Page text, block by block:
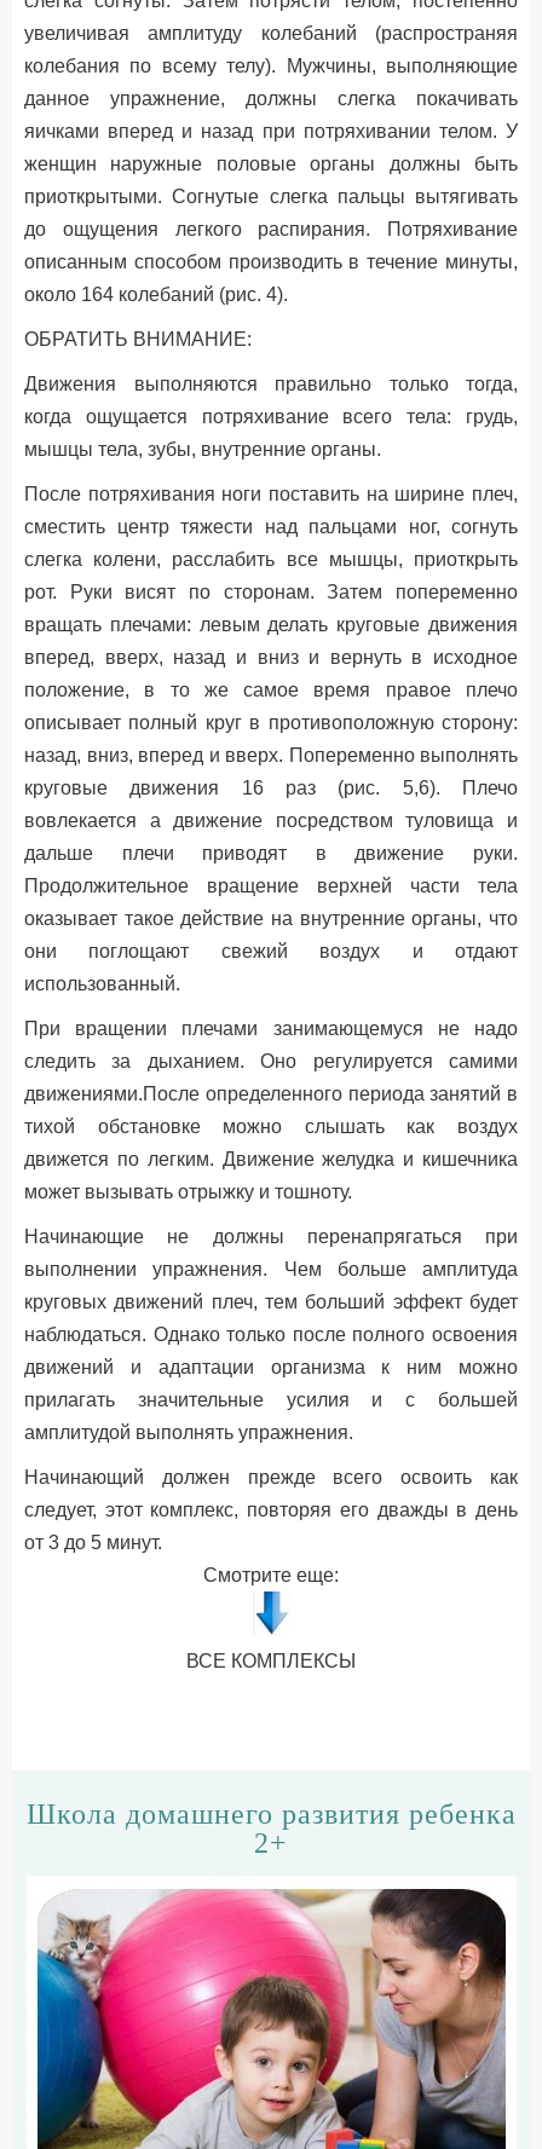
увеличивая амплитуду колебаний (распространяя
колебания по всему телу). Мужчины, выполняющие
данное упражнение, должны слегка покачивать
яичками вперед и назад при потряхивании телом. У
женщин наружные половые органы должны быть
приоткрытыми. Согнутые слегка пальцы вытягивать
до ощущения легкого распирания. Потряхивание
описанным способом производить в течение минуты,
около 164 колебаний (рис. 4).
ОБРАТИТЬ ВНИМАНИЕ:
Движения выполняются правильно только тогда,
когда ощущается потряхивание всего тела: грудь,
мышцы тела, зубы, внутренние органы.
После потряхивания ноги поставить на ширине плеч,
сместить центр тяжести над пальцами ног, согнуть
слегка колени, расслабить все мышцы, приоткрыть
рот. Руки висят по сторонам. Затем попеременно
вращать плечами: левым делать круговые движения
вперед, вверх, назад и вниз и вернуть в исходное
положение, в то же самое время правое плечо
описывает полный круг в противоположную сторону:
назад, вниз, вперед и вверх. Попеременно выполнять
круговые движения 16 раз (рис. 5,6). Плечо
вовлекается а движение посредством туловища и
дальше плечи приводят в движение руки.
Продолжительное вращение верхней части тела
оказывает такое действие на внутренние органы, что
они поглощают свежий воздух и отдают
использованный.
При вращении плечами занимающемуся не надо
следить за дыханием. Оно регулируется самими
движениями.После определенного периода занятий в
тихой обстановке можно слышать как воздух
движется по легким. Движение желудка и кишечника
может вызывать отрыжку и тошноту.
Начинающие не должны перенапрягаться при
выполнении упражнения. Чем больше амплитуда
круговых движений плеч, тем больший эффект будет
наблюдаться. Однако только после полного освоения
движений и адаптации организма к ним можно
прилагать значительные усилия и с большей
амплитудой выполнять упражнения.
Начинающий должен прежде всего освоить как
следует, этот комплекс, повторяя его дважды в день
от 3 до 5 минут.
Смотрите еще:
ВСЕ КОМПЛЕКСЫ
Школа домашнего развития ребенка
2+